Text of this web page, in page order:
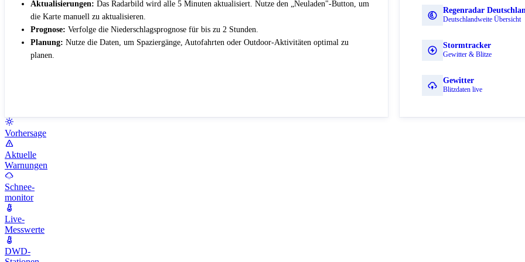
Aktualisierungen: Das Radarbild wird alle 5 Minuten aktualisiert. Nutze den „Neuladen"-Button, um
die Karte manuell zu aktualisieren.
Prognose: Verfolge die Niederschlagsprognose für bis zu 2 Stunden.
Planung: Nutze die Daten, um Spaziergänge, Autofahrten oder Outdoor-Aktivitäten optimal zu
planen.
Regenradar
Deutschlandweite Übersicht
Stormtracker
Gewitter & Blitze
Gewitter
Blitzdaten live
Vorhersage
Aktuelle
Warnungen
Schnee-
monitor
Live-
Messwerte
DWD-